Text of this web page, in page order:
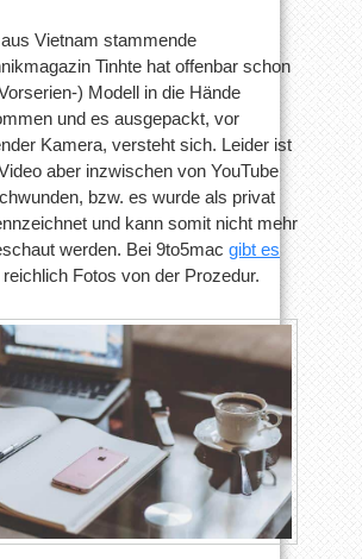
Vietnam stammende
Tinhte hat offenbar schon
) Modell in die Hände
und es ausgepackt, vor
Kamera, versteht sich. Leider ist
aber inzwischen von YouTube
bzw. es wurde als privat
und kann somit nicht mehr
werden. Bei 9to5mac gibt es
Fotos von der Prozedur.